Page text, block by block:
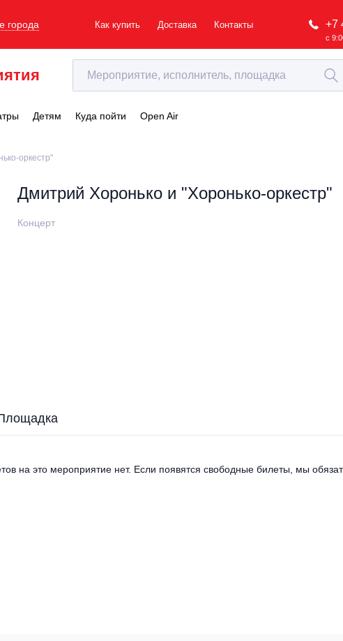
города Как купить Доставка Контакты +7
с
Детям Куда пойти Open Air
оркестр"
Дмитрий Хоронько и "Хоронько-оркестр"
Концерт
на это мероприятие нет. Если появятся свободные билеты, мы